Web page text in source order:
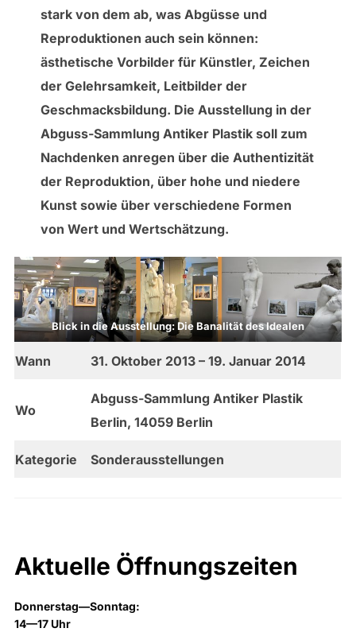
stark von dem ab, was Abgüsse und
Reproduktionen auch sein können:
ästhetische Vorbilder für Künstler, Zeichen
der Gelehrsamkeit, Leitbilder der
Geschmacksbildung. Die Ausstellung in der
Abguss-Sammlung Antiker Plastik soll zum
Nachdenken anregen über die Authentizität
der Reproduktion, über hohe und niedere
Kunst sowie über verschiedene Formen
von Wert und Wertschätzung.
Blick in die Ausstellung: Die Banalität des Idealen
Wann 31. Oktober 2013 – 19. Januar 2014
Wo
Abguss-Sammlung Antiker Plastik
Berlin, 14059 Berlin
Kategorie Sonderausstellungen
Aktuelle Öffnungszeiten
Donnerstag—Sonntag:
14—17 Uhr